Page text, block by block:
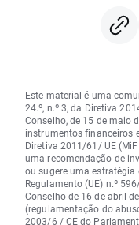
Este material é uma
24.º, n.º 3, da Diretiva
Conselho, de 15 de maio
instrumentos financeiros
Diretiva 2011/61/ UE
uma recomendação de
ou sugere uma
Regulamento (UE) n.º
Conselho de 16 de abril
(regulamentação do
2003/6 / CE do